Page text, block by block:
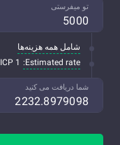
تو میفرستی
شامل همه هزینه‌ها
Estimated rate:
1 USDT ~ 0.44 ICP
شما دریافت می کنید